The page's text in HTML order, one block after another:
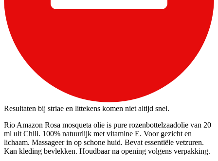
Resultaten bij striae en littekens komen niet altijd snel.
Rio Amazon Rosa mosqueta olie is pure rozenbottelzaadolie van 20
ml uit Chili. 100% natuurlijk met vitamine E. Voor gezicht en
lichaam. Massageer in op schone huid. Bevat essentiële vetzuren.
Kan kleding bevlekken. Houdbaar na opening volgens verpakking.